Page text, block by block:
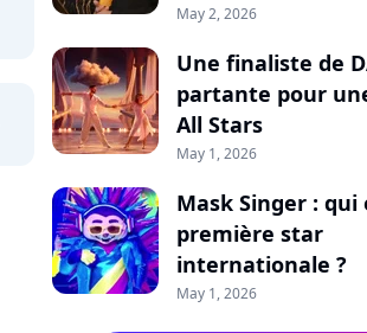
May 2, 2026
Une finaliste de
partante pour
All Stars
May 1, 2026
Mask Singer : qui
première star
internationale ?
May 1, 2026